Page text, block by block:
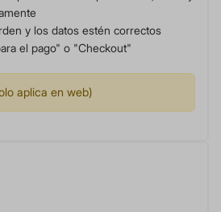
y los datos estén correctos
el pago" o "Checkout"
aplica en web)